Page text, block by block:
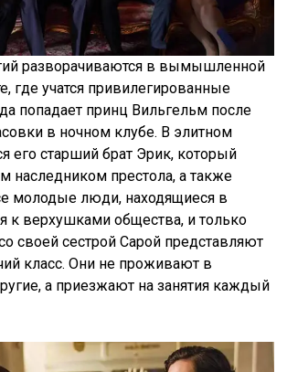
разворачиваются в вымышленной
где учатся привилегированные
попадает принц Вильгельм после
в ночном клубе. В элитном
его старший брат Эрик, который
наследником престола, а также
молодые люди, находящиеся в
к верхушками общества, и только
своей сестрой Сарой представляют
класс. Они не проживают в
а приезжают на занятия каждый